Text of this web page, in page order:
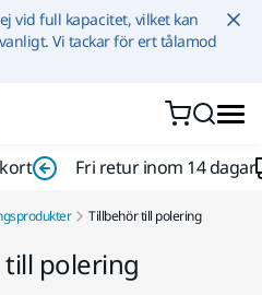
Hoppa till innehållet
vid full kapacitet, vilket kan
Vi tackar för ert tålamod
Fri retur inom 14 dagar
Tillbehör till polering
polering